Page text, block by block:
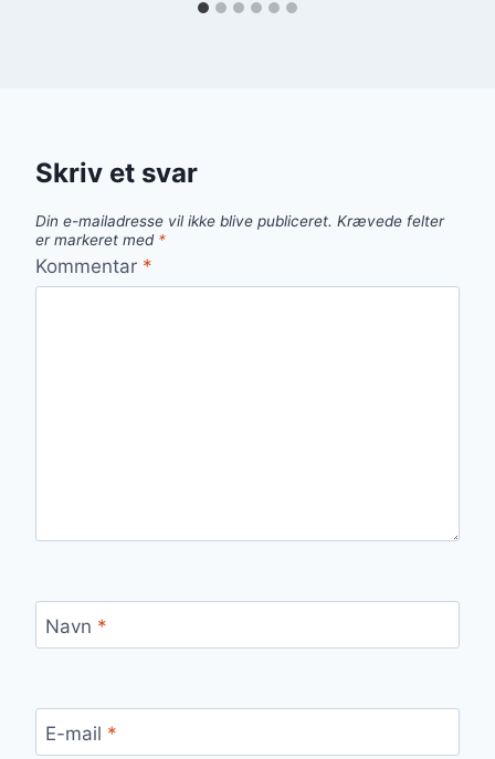
Skriv et svar
Din e-mailadresse vil ikke blive publiceret. Krævede felter
er markeret med *
Kommentar *
Navn *
E-mail *